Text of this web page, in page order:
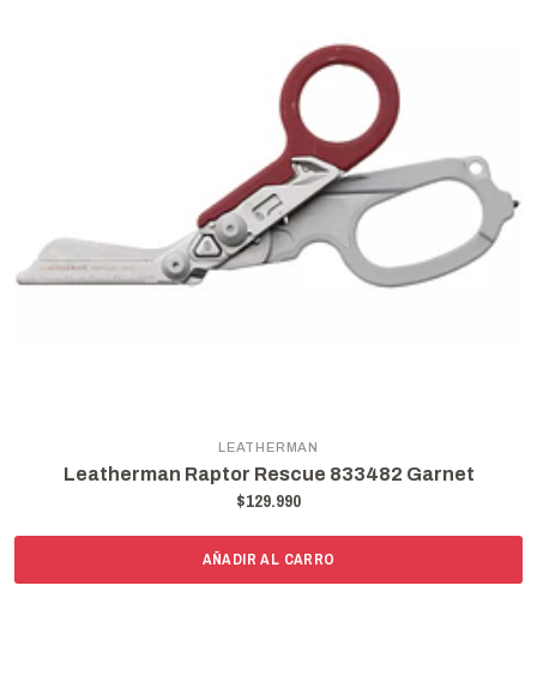
LEATHERMAN
Leatherman Raptor Rescue 833482 Garnet
$129.990
AÑADIR AL CARRO